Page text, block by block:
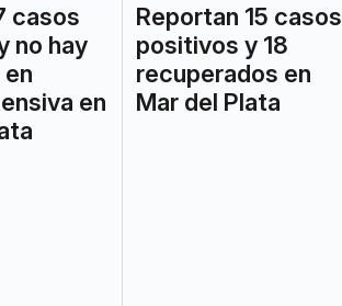
casos
no hay
en
Reportan 15 casos
positivos y 18
recuperados en
Mar del Plata